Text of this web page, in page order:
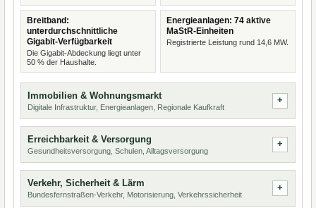
Breitband:
unterdurchschnittliche
Gigabit-Verfügbarkeit
Die Gigabit-Abdeckung liegt unter
50 % der Haushalte.
Energieanlagen: 74 aktive
MaStR-Einheiten
Registrierte Leistung rund 14,6 MW.
Immobilien & Wohnungsmarkt
Digitale Infrastruktur, Energieanlagen, Regionale Kaufkraft
Erreichbarkeit & Versorgung
Gesundheitsversorgung, Schulen, Alltagsversorgung
Verkehr, Sicherheit & Lärm
Bundesfernstraßen-Verkehr, Motorisierung, Verkehrssicherheit